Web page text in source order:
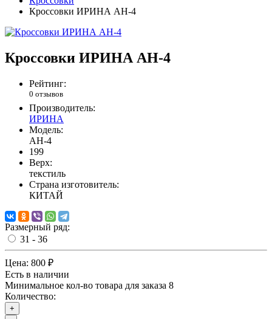
Кроссовки ИРИНА AH-4
Кроссовки ИРИНА AH-4
Рейтинг:
0 отзывов
Производитель:
ИРИНА
Модель:
AH-4
199
Верх:
текстиль
Страна изготовитель:
КИТАЙ
Размерный ряд:
31 - 36
Цена: 800 ₽
Есть в наличии
Минимальное кол-во товара для заказа 8
Количество:
+